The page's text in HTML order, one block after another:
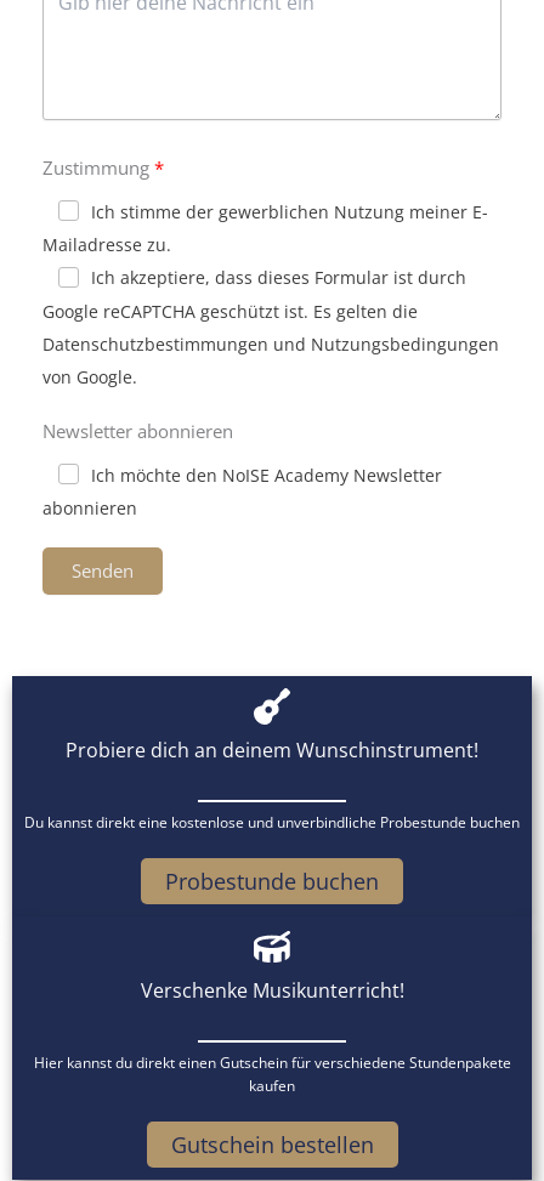
Zustimmung
Ich stimme der gewerblichen Nutzung meiner E-
Mailadresse zu.
Ich akzeptiere, dass dieses Formular ist durch
Google reCAPTCHA geschützt ist. Es gelten die
Datenschutzbestimmungen und Nutzungsbedingungen
von Google.
Newsletter abonnieren
Ich möchte den NoISE Academy Newsletter
abonnieren
Senden
Probiere dich an deinem Wunschinstrument!
Du kannst direkt eine kostenlose und unverbindliche Probestunde buchen
Probestunde buchen
Verschenke Musikunterricht!
Hier kannst du direkt einen Gutschein für verschiedene Stundenpakete
kaufen
Gutschein bestellen